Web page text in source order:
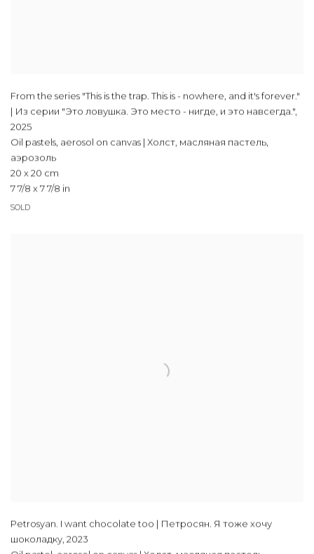
From the series "This is the trap. This is - nowhere, and it's forever."
| Из серии "Это ловушка. Это место - нигде, и это навсегда.",
2025
Oil pastels, aerosol on canvas | Холст, масляная пастель,
аэрозоль
20 x 20 cm
7 7/8 x 7 7/8 in
SOLD
Petrosyan. I want chocolate too | Петросян. Я тоже хочу
шоколадку, 2023